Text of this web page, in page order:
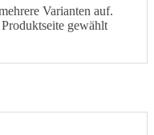
Varianten auf.
gewählt